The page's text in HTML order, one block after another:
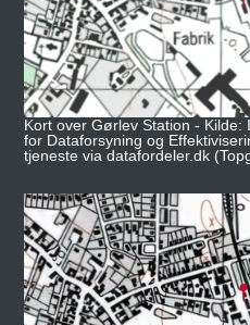
Kort over Gørlev Station -
for Dataforsyning og
tjeneste via datafordeler.dk